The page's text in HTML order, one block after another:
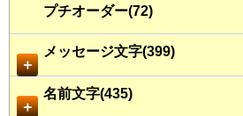
プチオーダー(72)
＋
メッセージ文字(399)
＋
名前文字(435)